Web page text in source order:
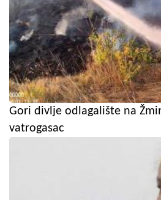
Gori divlje odlagalište na
vatrogasac